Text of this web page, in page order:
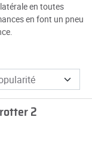
en toutes
en font un pneu
2